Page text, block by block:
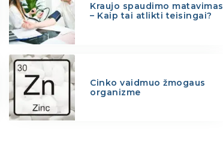
Kraujo spaudimo matavimas
– Kaip tai atlikti teisingai?
Cinko vaidmuo žmogaus
organizme